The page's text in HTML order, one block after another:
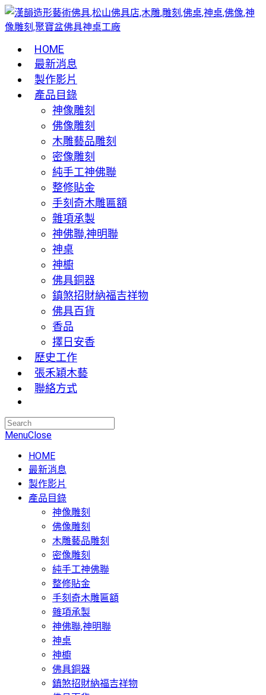
HOME
最新消息
製作影片
產品目錄
神像雕刻
佛像雕刻
木雕藝品雕刻
密像雕刻
純手工神佛聯
整修貼金
手刻奇木雕匾額
雜項承製
神佛聯,神明聯
神桌
神櫥
佛具銅器
鎮煞招財納福吉祥物
佛具百貨
香品
擇日安香
歷史工作
張禾穎木藝
聯絡方式
MenuClose
HOME
最新消息
製作影片
產品目錄
神像雕刻
佛像雕刻
木雕藝品雕刻
密像雕刻
純手工神佛聯
整修貼金
手刻奇木雕匾額
雜項承製
神佛聯,神明聯
神桌
神櫥
佛具銅器
鎮煞招財納福吉祥物